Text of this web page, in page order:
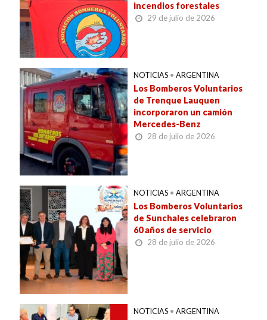
incendios forestales
29 de julio de 2026
NOTICIAS • ARGENTINA
Los Bomberos Voluntarios
de Trenque Lauquen
incorporaron un camión
Mercedes-Benz
28 de julio de 2026
NOTICIAS • ARGENTINA
Los Bomberos Voluntarios
de Sunchales celebraron
60 años de servicio
28 de julio de 2026
NOTICIAS • ARGENTINA